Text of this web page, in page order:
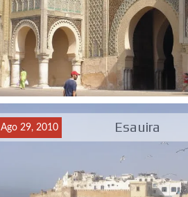
Esauira
Ago 29, 2010